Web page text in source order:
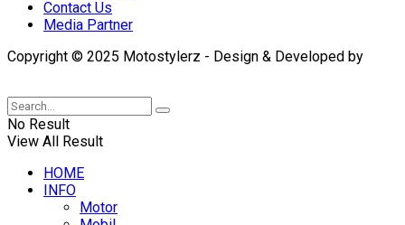
Contact Us
Media Partner
Copyright © 2025 Motostylerz - Design & Developed by
No Result
View All Result
HOME
INFO
Motor